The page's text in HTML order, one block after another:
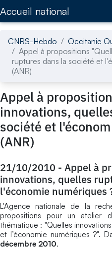
Accueil national
CNRS-Hebdo Occitanie
Appel à propositions
ruptures dans la société et
(ANR)
Appel à
innovations,
société et
(ANR)
21/10/2010 - Appel à
innovations, quelles
l'économie numériques
L'Agence nationale de la
propositions pour un atelier
thématique : "Quelles
et l’économie numériques ?".
décembre 2010.